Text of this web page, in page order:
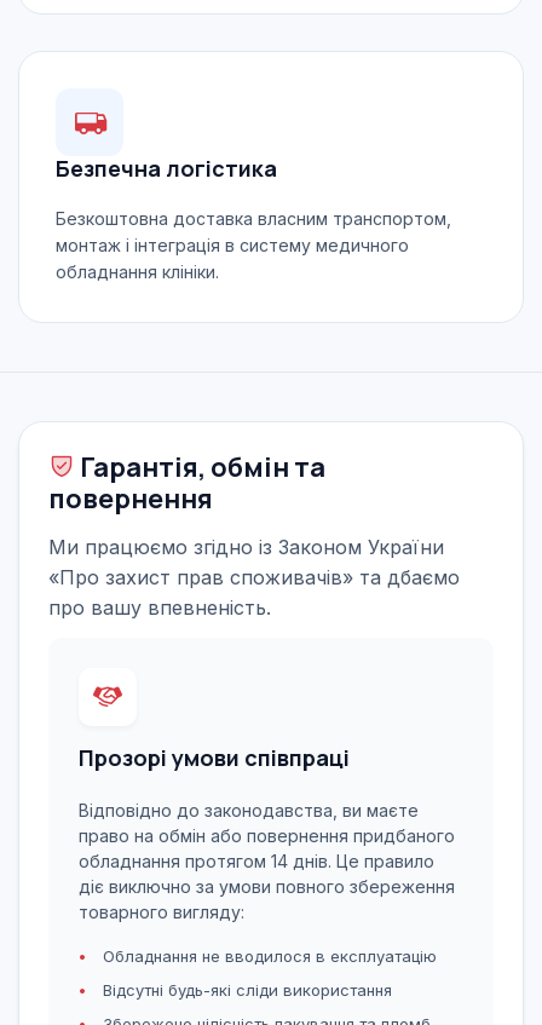
Безпечна логістика
Безкоштовна доставка власним транспортом,
монтаж і інтеграція в систему медичного
обладнання клініки.
Гарантія, обмін та
повернення
Ми працюємо згідно із Законом України
«Про захист прав споживачів» та дбаємо
про вашу впевненість.
Прозорі умови співпраці
Відповідно до законодавства, ви маєте
право на обмін або повернення придбаного
обладнання протягом 14 днів. Це правило
діє виключно за умови повного збереження
товарного вигляду:
Обладнання не вводилося в експлуатацію
Відсутні будь-які сліди використання